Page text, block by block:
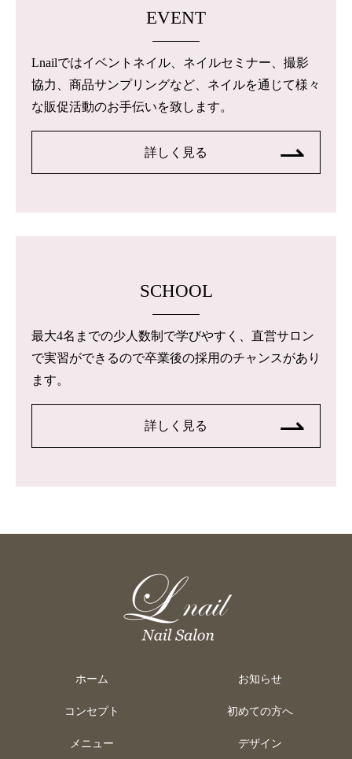
EVENT
Lnailではイベントネイル、ネイルセミナー、撮影
協力、商品サンプリングなど、ネイルを通じて様々
な販促活動のお手伝いを致します。
詳しく見る
SCHOOL
最大4名までの少人数制で学びやすく、直営サロン
で実習ができるので卒業後の採用のチャンスがあり
ます。
詳しく見る
ホーム
コンセプト
メニュー
お知らせ
初めての方へ
デザイン